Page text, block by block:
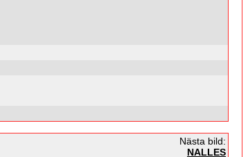
Nästa bild:
NALLES